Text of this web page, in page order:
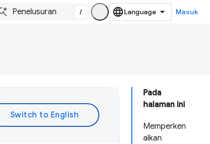
/ Masuk
Pada
halaman ini
Memperken
alkan